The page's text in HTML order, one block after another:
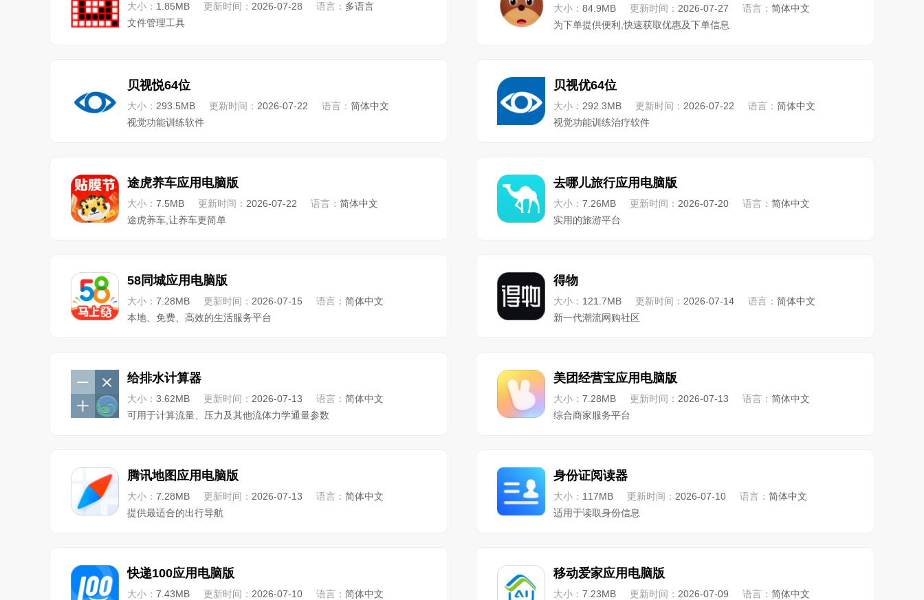
大小： 1.85MB 更新时间： 2026-07-28 语言： 多语言
文件管理工具
大小： 84.9MB 更新时间： 2026-07-27 语言： 简体中文
为下单提供便利,快速获取优惠及下单信息
贝视悦64位
大小： 293.5MB 更新时间： 2026-07-22 语言： 简体中文
视觉功能训练软件
贝视优64位
大小： 292.3MB 更新时间： 2026-07-22 语言： 简体中文
视觉功能训练治疗软件
途虎养车应用电脑版
大小： 7.5MB 更新时间： 2026-07-22 语言： 简体中文
途虎养车,让养车更简单
去哪儿旅行应用电脑版
大小： 7.26MB 更新时间： 2026-07-20 语言： 简体中文
实用的旅游平台
58同城应用电脑版
大小： 7.28MB 更新时间： 2026-07-15 语言： 简体中文
本地、免费、高效的生活服务平台
得物
大小： 121.7MB 更新时间： 2026-07-14 语言： 简体中文
新一代潮流网购社区
给排水计算器
大小： 3.62MB 更新时间： 2026-07-13 语言： 简体中文
可用于计算流量、压力及其他流体力学通量参数
美团经营宝应用电脑版
大小： 7.28MB 更新时间： 2026-07-13 语言： 简体中文
综合商家服务平台
腾讯地图应用电脑版
大小： 7.28MB 更新时间： 2026-07-13 语言： 简体中文
提供最适合的出行导航
身份证阅读器
大小： 117MB 更新时间： 2026-07-10 语言： 简体中文
适用于读取身份信息
快递100应用电脑版
大小： 7.43MB 更新时间： 2026-07-10 语言： 简体中文
移动爱家应用电脑版
大小： 7.23MB 更新时间： 2026-07-09 语言： 简体中文